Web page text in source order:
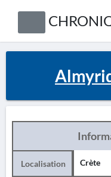
Localisation Crète